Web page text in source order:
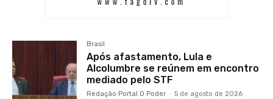
Brasil
Após afastamento, Lula e
Alcolumbre se reúnem em encontro
mediado pelo STF
Redação Portal O Poder - 5 de agosto de 2026